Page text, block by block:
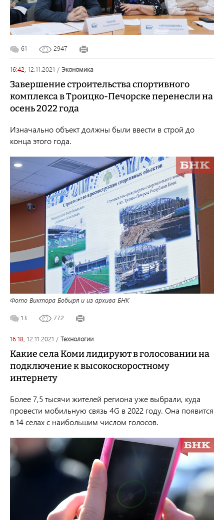
61 2947
16:42, 12.11.2021 / экономика
Завершение строительства спортивного
комплекса в Троицко-Печорске перенесли на
осень 2022 года
Изначально объект должны были ввести в строй до
конца этого года.
Фото Виктора Бобыря и из архива БНК
13 772
16:18, 12.11.2021 / технологии
Какие села Коми лидируют в голосовании на
подключение к высокоскоростному
интернету
Более 7,5 тысячи жителей региона уже выбрали, куда
провести мобильную связь 4G в 2022 году. Она появится
в 14 селах с наибольшим числом голосов.